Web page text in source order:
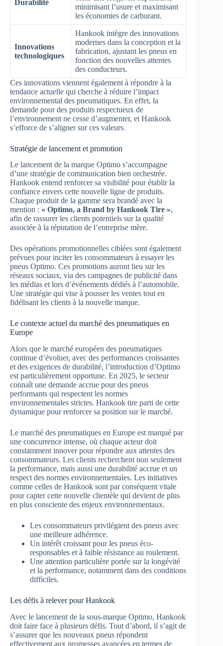
Durabilité
minimisant l’usure et maximisant
les économies de carburant.
Innovations
technologiques
Hankook intègre des innovations
modernes dans la conception et la
fabrication, ajustant les pneus en
fonction des nouvelles attentes
des conducteurs.
Ces innovations viennent également à répondre à la
tendance actuelle qui cherche à réduire l’impact
environnemental des pneumatiques. En effet, la
demande pour des produits respectueux de
l’environnement ne cesse d’augmenter, et Hankook
s’efforce de s’aligner sur ces valeurs.
Stratégie de lancement et promotion
Le lancement de la marque Optimo s’accompagne
d’une stratégie de communication bien orchestrée.
Hankook entend renforcer sa visibilité pour établir la
confiance envers cette nouvelle ligne de produits.
Chaque produit de la gamme sera brandé avec la
mention : « Optimo, a Brand by Hankook Tire »,
afin de rassurer les clients potentiels sur la qualité
associée à la réputation de l’entreprise mère.
Des opérations promotionnelles ciblées sont également
prévues pour inciter les consommateurs à essayer les
pneus Optimo. Ces promotions auront lieu sur les
réseaux sociaux, via des campagnes de publicité dans
les médias et lors d’événements dédiés à l’automobile.
Une stratégie qui vise à pousser les ventes tout en
fidélisant les clients à la nouvelle marque.
Le contexte actuel du marché des pneumatiques en
Europe
Alors que le marché européen des pneumatiques
continue d’évoluer, avec des performances croissantes
et des exigences de durabilité, l’introduction d’Optimo
est particulièrement opportune. En 2025, le secteur
connaît une demande accrue pour des pneus
performants qui respectent les normes
environnementales strictes. Hankook tire parti de cette
dynamique pour renforcer sa position sur le marché.
Le marché des pneumatiques en Europe est marqué par
une concurrence intense, où chaque acteur doit
constamment innover pour répondre aux attentes des
consommateurs. Les clients recherchent non seulement
la performance, mais aussi une durabilité accrue et un
respect des normes environnementales. Les initiatives
comme celles de Hankook sont par conséquent vitale
pour capter cette nouvelle clientèle qui devient de plus
en plus consciente des enjeux environnementaux.
Les consommateurs privilégient des pneus avec
une meilleure adhérence.
Un intérêt croissant pour les pneus éco-
responsables et à faible résistance au roulement.
Une attention particulière portée sur la longévité
et la performance, notamment dans des conditions
difficiles.
Les défis à relever pour Hankook
Avec le lancement de la sous-marque Optimo, Hankook
doit faire face à plusieurs défis. Tout d’abord, il s’agit de
s’assurer que les nouveaux pneus répondent
effectivement aux promesses avancées en termes de